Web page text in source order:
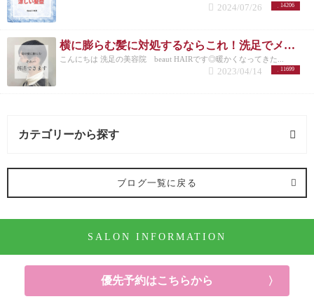
14206
2024/07/26
横に膨らむ髪に対処するならこれ！洗足でメンズカットが得意な美容院が紹介◎
こんにちは 洗足の美容院 beaut HAIRです◎暖かくなってきた...
11699
2023/04/14
カテゴリーから探す
オススメメニュー (122記事)
パーマ (10記事)
ブログ一覧に戻る
SALON INFORMATION
優先予約はこちらから